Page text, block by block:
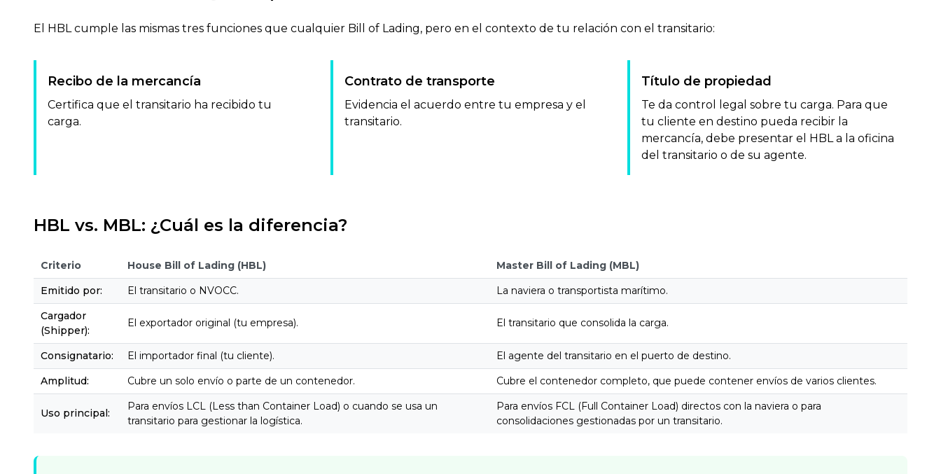
El HBL cumple las mismas tres funciones que cualquier Bill of Lading, pero en el contexto de tu relación con el transitario:
Recibo de la mercancía
Certifica que el transitario ha recibido tu
carga.
Contrato de transporte
Evidencia el acuerdo entre tu empresa y el
transitario.
Título de propiedad
Te da control legal sobre tu carga. Para que
tu cliente en destino pueda recibir la
mercancía, debe presentar el HBL a la oficina
del transitario o de su agente.
HBL vs. MBL: ¿Cuál es la diferencia?
Criterio House Bill of Lading (HBL)
Master Bill of Lading (MBL)
Emitido por:
El transitario o NVOCC.
La naviera o transportista marítimo.
Cargador
(Shipper):
El exportador original (tu empresa). El transitario que consolida la carga.
Consignatario: El importador final (tu cliente).
El agente del transitario en el puerto de destino.
Amplitud:
Cubre un solo envío o parte de un contenedor. Cubre el contenedor completo, que puede contener envíos de varios clientes.
Uso principal:
Para envíos LCL (Less than Container Load) o cuando se usa un
transitario para gestionar la logística.
Para envíos FCL (Full Container Load) directos con la naviera o para
consolidaciones gestionadas por un transitario.